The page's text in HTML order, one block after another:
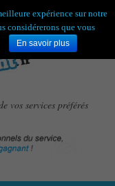
|Connexion]
vos services préférés
expérience sur notre
considérerons que vous
En savoir plus